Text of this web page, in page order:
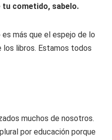
tu cometido, sabelo.
más que el espejo de lo
libros. Estamos todos
muchos de nosotros.
por educación porque